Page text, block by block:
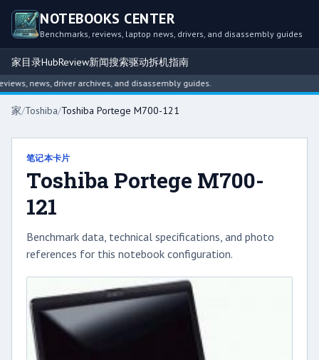
NOTEBOOKS CENTER
Benchmarks, reviews, laptop news, drivers, and disassembly guides
家目录HubReview新闻搜索驱动拆机指南
news, driver archives, and disassembly guides.
家/Toshiba/Toshiba Portege M700-121
笔记本卡片
Toshiba Portege M700-
121
Benchmark data, technical specifications, and photo
references for this notebook configuration.